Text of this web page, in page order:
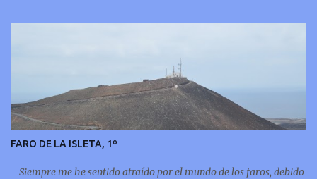
FARO DE LA ISLETA, 1º
Siempre me he sentido atraído por el mundo de los faros, debido